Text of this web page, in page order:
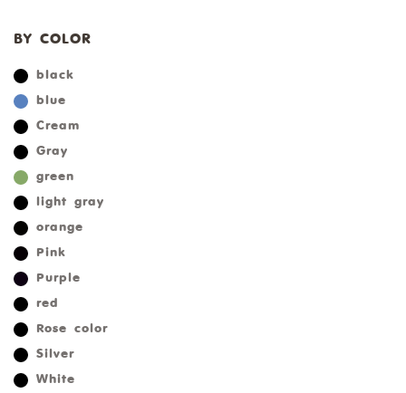
BY COLOR
black
blue
Cream
Gray
green
light gray
orange
Pink
Purple
red
Rose color
Silver
White